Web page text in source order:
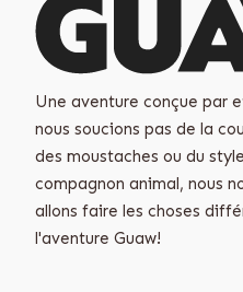
Une aventure conçue par
nous soucions pas de la
des moustaches ou du
compagnon animal, nous
allons faire les choses
l'aventure Guaw!